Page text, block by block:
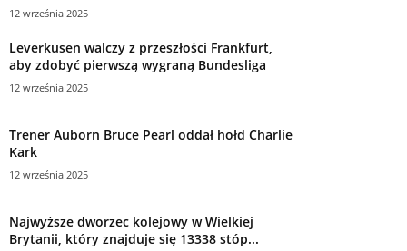
12 września 2025
Leverkusen walczy z przeszłości Frankfurt,
aby zdobyć pierwszą wygraną Bundesliga
12 września 2025
Trener Auborn Bruce Pearl oddał hołd Charlie
Kark
12 września 2025
Najwyższe dworzec kolejowy w Wielkiej
Brytanii, który znajduje się 13338 stóp...